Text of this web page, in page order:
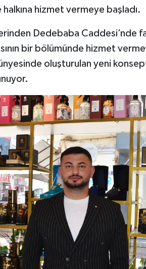
hizmet vermeye başladı.
Dedebaba Caddesi’nde
bir bölümünde hizmet
oluşturulan yeni